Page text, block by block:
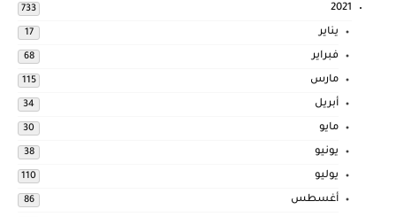
2021
733
يناير 17
فبراير 68
مارس 115
أبريل 34
مايو 30
يونيو 38
يوليو 110
أغسطس 86